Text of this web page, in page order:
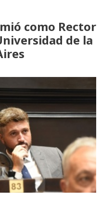
como Rector
de la